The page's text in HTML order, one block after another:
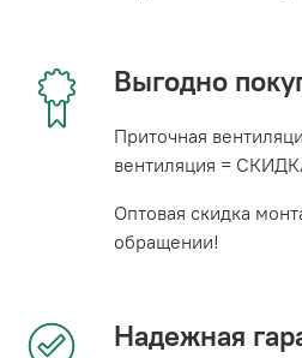
Выгодно
Приточная
вентиляция =
Оптовая скидка
обращении!
Надежная